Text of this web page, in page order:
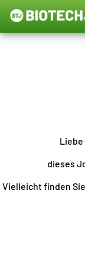
dieses
Vielleicht finden